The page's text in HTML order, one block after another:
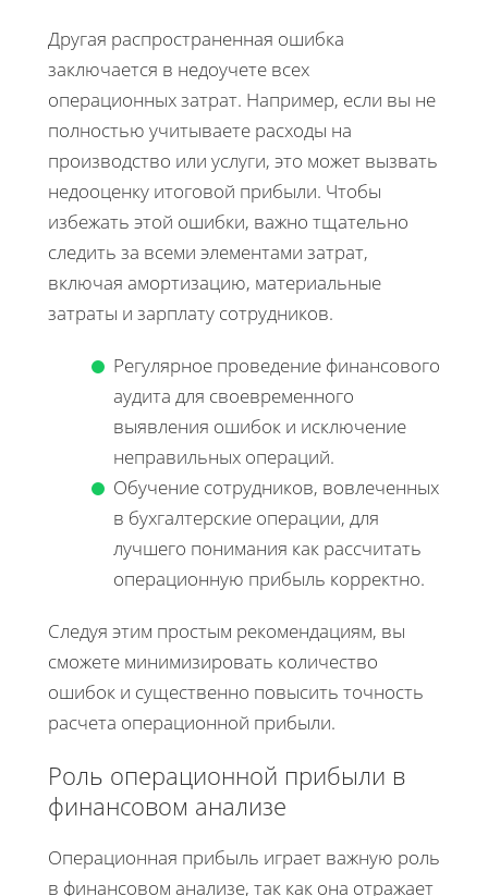
Другая распространенная ошибка
заключается в недоучете всех
операционных затрат. Например, если вы не
полностью учитываете расходы на
производство или услуги, это может вызвать
недооценку итоговой прибыли. Чтобы
избежать этой ошибки, важно тщательно
следить за всеми элементами затрат,
включая амортизацию, материальные
затраты и зарплату сотрудников.
Регулярное проведение финансового
аудита для своевременного
выявления ошибок и исключение
неправильных операций.
Обучение сотрудников, вовлеченных
в бухгалтерские операции, для
лучшего понимания как рассчитать
операционную прибыль корректно.
Следуя этим простым рекомендациям, вы
сможете минимизировать количество
ошибок и существенно повысить точность
расчета операционной прибыли.
Роль операционной прибыли в
финансовом анализе
Операционная прибыль играет важную роль
в финансовом анализе, так как она отражает